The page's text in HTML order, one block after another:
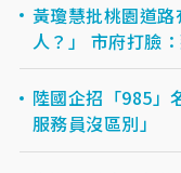
黃瓊慧批桃園道
人？」 市府打臉
陸國企招「985」
服務員沒區別」